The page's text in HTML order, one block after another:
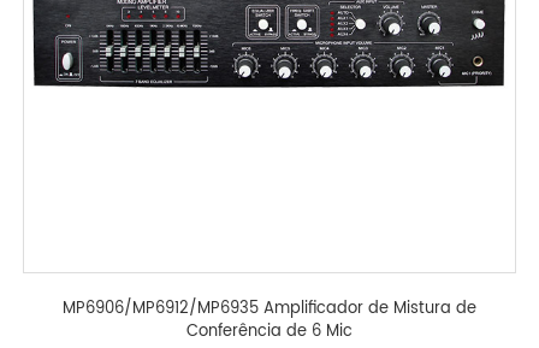
MP6906/MP6912/MP6935 Amplificador de Mistura de
Conferência de 6 Mic